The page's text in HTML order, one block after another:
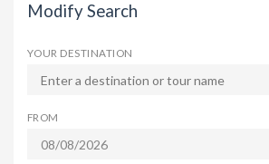
Modify Search
YOUR DESTINATION
FROM